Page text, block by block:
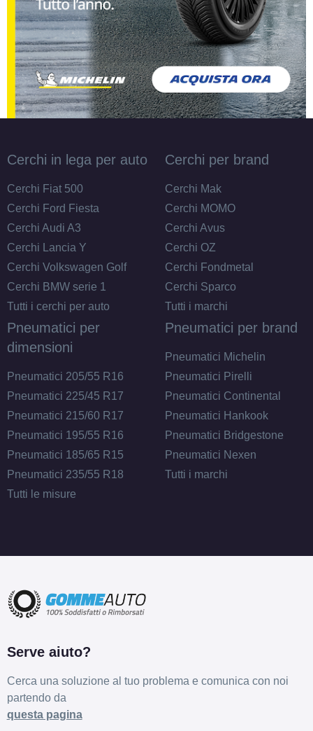
Cerchi in lega per auto
Cerchi Fiat 500
Cerchi Ford Fiesta
Cerchi Audi A3
Cerchi Lancia Y
Cerchi Volkswagen Golf
Cerchi BMW serie 1
Tutti i cerchi per auto
Cerchi per brand
Cerchi Mak
Cerchi MOMO
Cerchi Avus
Cerchi OZ
Cerchi Fondmetal
Cerchi Sparco
Tutti i marchi
Pneumatici per
dimensioni
Pneumatici 205/55 R16
Pneumatici 225/45 R17
Pneumatici 215/60 R17
Pneumatici 195/55 R16
Pneumatici 185/65 R15
Pneumatici 235/55 R18
Tutti le misure
Pneumatici per brand
Pneumatici Michelin
Pneumatici Pirelli
Pneumatici Continental
Pneumatici Hankook
Pneumatici Bridgestone
Pneumatici Nexen
Tutti i marchi
Serve aiuto?
Cerca una soluzione al tuo problema e comunica con noi
partendo da
questa pagina